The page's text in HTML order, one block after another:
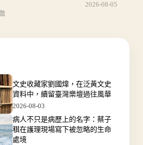
2026-08-05
文史收藏家劉國煒，在泛黃文史
資料中，續留臺灣樂壇過往風華
2026-08-03
病人不只是病歷上的名字：蔡子
稘在護理現場寫下被忽略的生命
處境